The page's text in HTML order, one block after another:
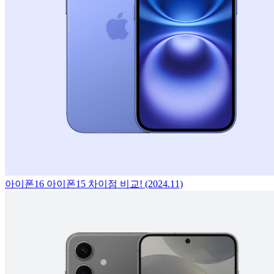
아이폰16 아이폰15 차이점 비교! (2024.11)